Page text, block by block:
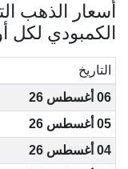
أسعار الذهب
الكمبودي لكل
التاريخ
06 أغسطس 26
05 أغسطس 26
04 أغسطس 26